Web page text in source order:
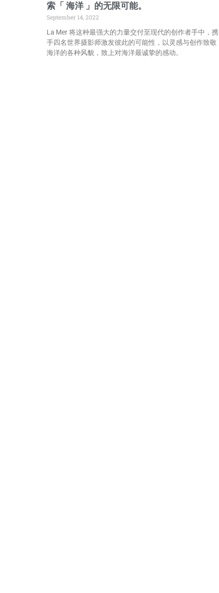
索「 海洋 」的无限可能。
September 14, 2022
La Mer 将这种最强大的力量交付至现代的创作者手中，携
手四名世界摄影师激发彼此的可能性，以灵感与创作致敬
海洋的各种风貌，致上对海洋最诚挚的感动。